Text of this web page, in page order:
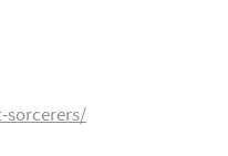
sorcerers/